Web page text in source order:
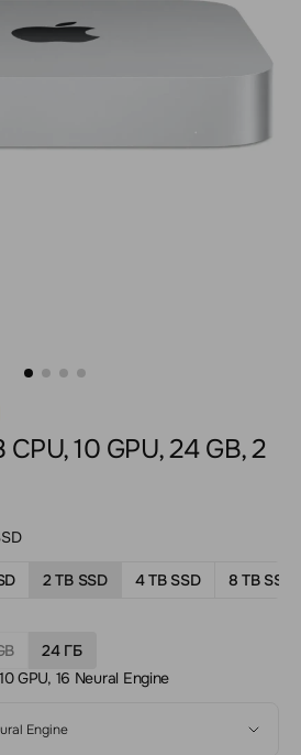
10 GPU, 24 GB, 2
2 TB SSD 4 TB SSD
8 TB SSD
24 ГБ
GPU, 16 Neural Engine
Engine